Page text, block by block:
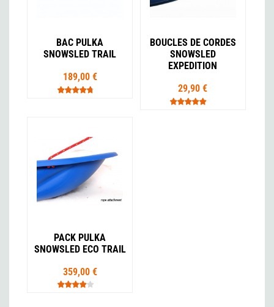
BAC PULKA
SNOWSLED TRAIL
189,00 €
BOUCLES DE CORDES
SNOWSLED
EXPEDITION
29,90 €
PACK PULKA
SNOWSLED ECO TRAIL
359,00 €